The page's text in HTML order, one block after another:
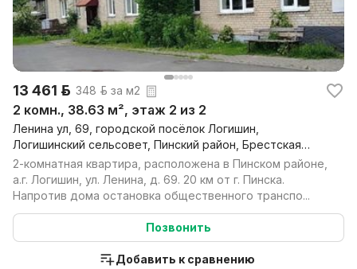
13 461 р. 348 р. за м2
2 комн., 38.63 м², этаж 2 из 2
Ленина ул, 69, городской посёлок Логишин,
Логишинский сельсовет, Пинский район, Брестская
обл.
2-комнатная квартира, расположена в Пинском районе,
а.г. Логишин, ул. Ленина, д. 69. 20 км от г. Пинска.
Напротив дома остановка общественного транспо...
Позвонить
Добавить к сравнению